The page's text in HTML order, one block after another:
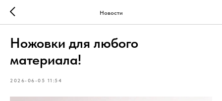
Новости
Ножовки для любого
материала!
2026-06-05 11:54